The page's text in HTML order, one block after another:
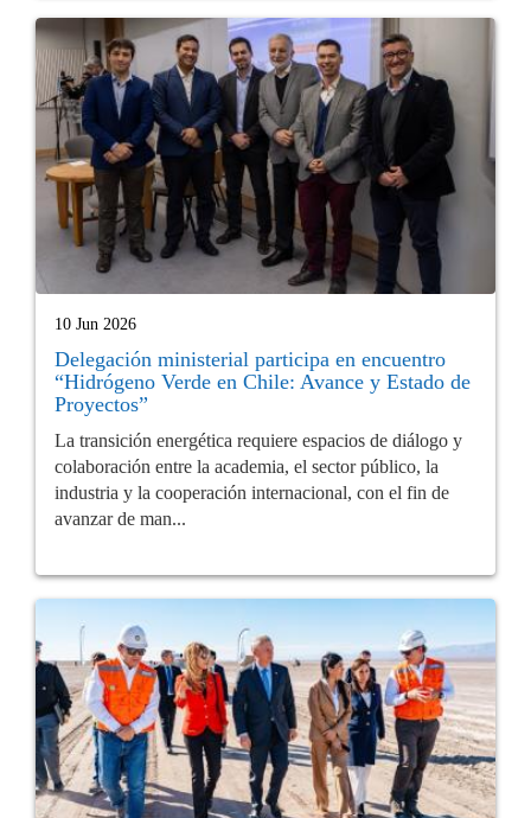
10 Jun 2026
Delegación ministerial participa en encuentro
“Hidrógeno Verde en Chile: Avance y Estado de
Proyectos”
La transición energética requiere espacios de diálogo y
colaboración entre la academia, el sector público, la
industria y la cooperación internacional, con el fin de
avanzar de man...